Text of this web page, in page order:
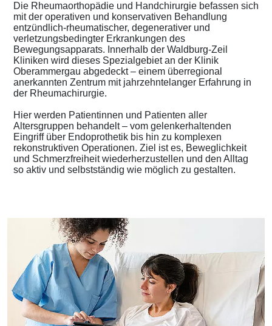
Die Rheumaorthopädie und Handchirurgie befassen sich
mit der operativen und konservativen Behandlung
entzündlich-rheumatischer, degenerativer und
verletzungsbedingter Erkrankungen des
Bewegungsapparats. Innerhalb der Waldburg-Zeil
Kliniken wird dieses Spezialgebiet an der Klinik
Oberammergau abgedeckt – einem überregional
anerkannten Zentrum mit jahrzehntelanger Erfahrung in
der Rheumachirurgie.
Hier werden Patientinnen und Patienten aller
Altersgruppen behandelt – vom gelenkerhaltenden
Eingriff über Endoprothetik bis hin zu komplexen
rekonstruktiven Operationen. Ziel ist es, Beweglichkeit
und Schmerzfreiheit wiederherzustellen und den Alltag
so aktiv und selbstständig wie möglich zu gestalten.